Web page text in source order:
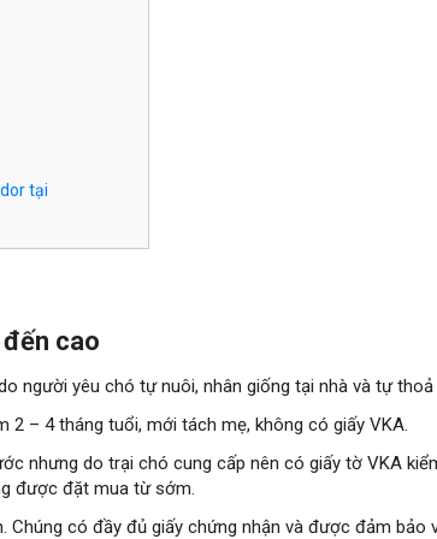
tại
cao
người yêu chó tự nuôi, nhân giống tại nhà và tự thoả
– 4 tháng tuổi, mới tách mẹ, không có giấy VKA.
nhưng do trại chó cung cấp nên có giấy tờ VKA
được đặt mua từ sớm.
Chúng có đầy đủ giấy chứng nhận và được đảm bảo